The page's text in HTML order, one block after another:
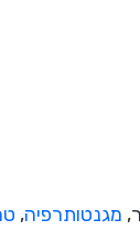
מגנטותרפיה,